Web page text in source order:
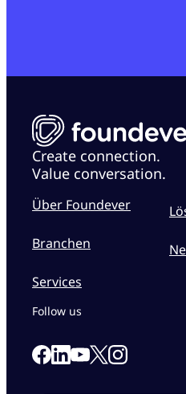
Create connection.
Value conversation.
Über Foundever
Branchen
Services
Follow us
Link to our Facebook page
Link to our Linkedin
Link to our Youtube
Link to our X
Link to our